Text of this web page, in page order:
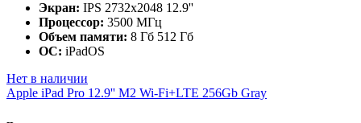
Экран: IPS 2732x2048 12.9''
Процессор: 3500 МГц
Объем памяти: 8 Гб 512 Гб
ОС: iPadOS
Нет в наличии
Apple iPad Pro 12.9'' M2 Wi-Fi+LTE 256Gb Gray